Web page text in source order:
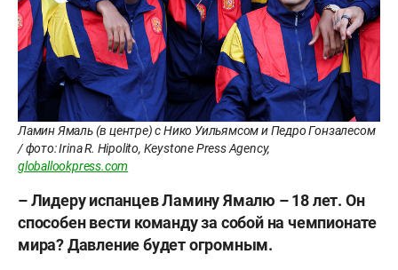
Ламин Ямаль (в центре) с Нико Уильямсом и Педро Гонзалесом
/ фото: Irina R. Hipolito, Keystone Press Agency,
globallookpress.com
– Лидеру испанцев Ламину Ямалю – 18 лет. Он
способен вести команду за собой на чемпионате
мира? Давление будет огромным.